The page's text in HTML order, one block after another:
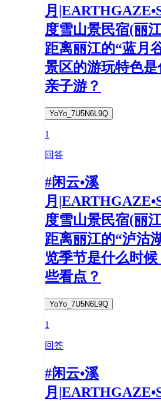
月
度雪山景民宿(丽
距离丽江的“蓝月
景区的游玩特色
亲子游？
YoYo_7U5N6L9Q
1
回答
#闲云•溪
月
度雪山景民宿(丽
距离丽江的“泸沽
览季节是什么时
些看点？
YoYo_7U5N6L9Q
1
回答
#闲云•溪
月